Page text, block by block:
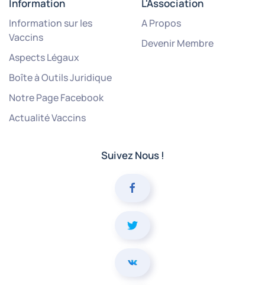
Information
Information sur les
Vaccins
Aspects Légaux
Boîte à Outils Juridique
Notre Page Facebook
Actualité Vaccins
L'Association
A Propos
Devenir Membre
Suivez Nous !